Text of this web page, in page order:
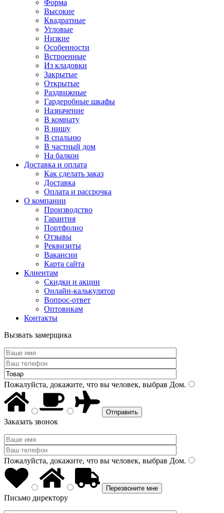
Форма
Высокие
Квадратные
Угловые
Низкие
Особенности
Встроенные
Из кладовки
Закрытые
Открытые
Раздвижные
Гардеробные шкафы
Назначение
В комнату
В нишу
В спальню
В частный дом
На балкон
Доставка и оплата
Как сделать заказ
Доставка
Оплата и рассрочка
О компании
Производство
Гарантия
Портфолио
Отзывы
Реквизиты
Вакансии
Карта сайта
Клиентам
Скидки и акции
Онлайн-калькулятор
Вопрос-ответ
Оптовикам
Контакты
Вызвать замерщика
Пожалуйста, докажите, что вы человек, выбрав Дом.
Заказать звонок
Пожалуйста, докажите, что вы человек, выбрав Дом.
Письмо директору